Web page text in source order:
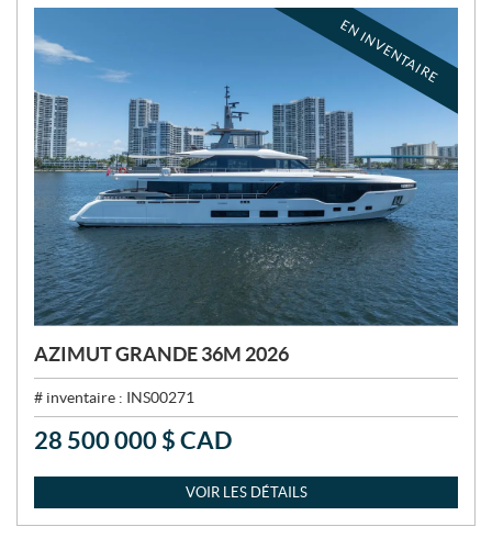
EN INVENTAIRE
AZIMUT GRANDE 36M 2026
# inventaire : INS00271
P
X
28 500 000 $ CAD
VOIR LES DÉTAILS